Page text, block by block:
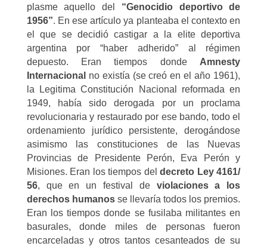
plasme aquello del “Genocidio deportivo de
1956”. En ese artículo ya planteaba el contexto en
el que se decidió castigar a la elite deportiva
argentina por “haber adherido” al régimen
depuesto. Eran tiempos donde Amnesty
Internacional no existía (se creó en el año 1961),
la Legitima Constitución Nacional reformada en
1949, había sido derogada por un proclama
revolucionaria y restaurado por ese bando, todo el
ordenamiento jurídico persistente, derogándose
asimismo las constituciones de las Nuevas
Provincias de Presidente Perón, Eva Perón y
Misiones. Eran los tiempos deldecreto Ley 4161/
56, que en un festival de violaciones a los
derechos humanos se llevaría todos los premios.
Eran los tiempos donde se fusilaba militantes en
basurales, donde miles de personas fueron
encarceladas y otros tantos cesanteados de su